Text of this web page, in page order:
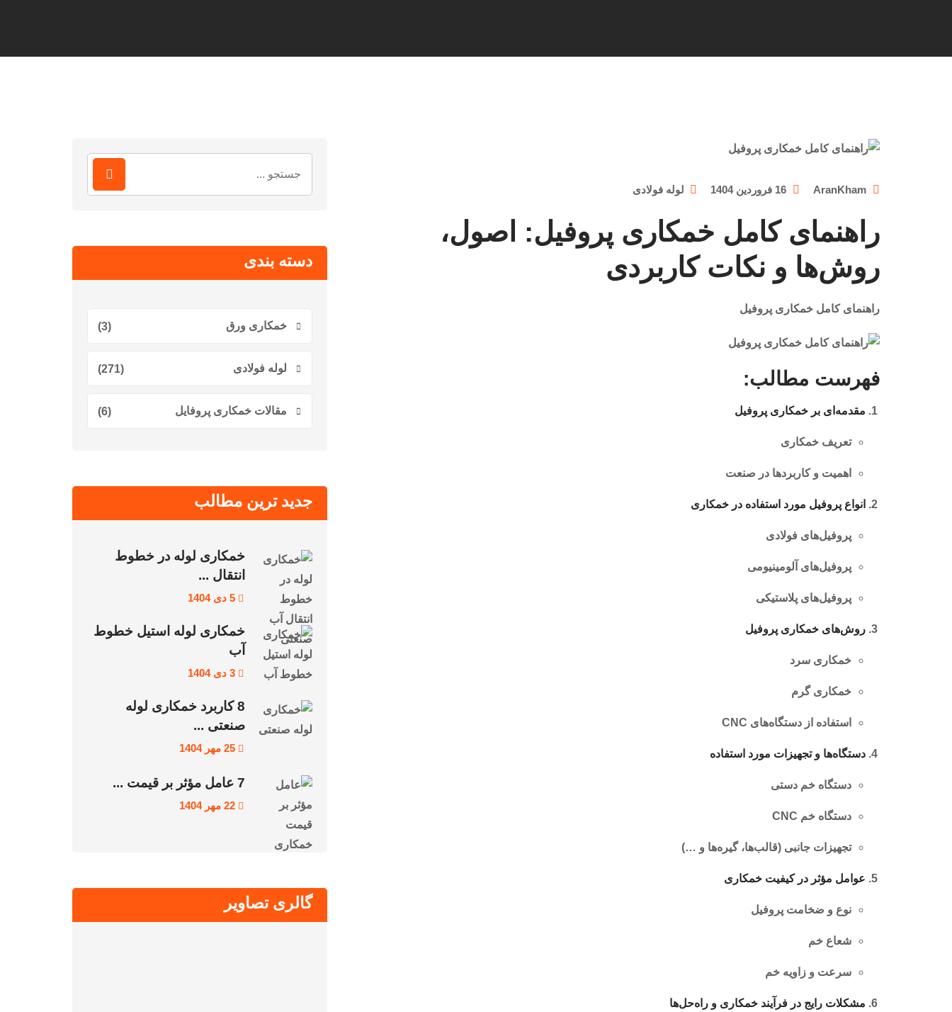
AranKham 16 فروردین 1404 لوله فولادی
راهنمای کامل خمکاری پروفیل: اصول،
روش‌ها و نکات کاربردی
راهنمای کامل خمکاری پروفیل
فهرست مطالب:
مقدمه‌ای بر خمکاری پروفیل
تعریف خمکاری
اهمیت و کاربردها در صنعت
انواع پروفیل مورد استفاده در خمکاری
پروفیل‌های فولادی
پروفیل‌های آلومینیومی
پروفیل‌های پلاستیکی
روش‌های خمکاری پروفیل
خمکاری سرد
خمکاری گرم
استفاده از دستگاه‌های CNC
دستگاه‌ها و تجهیزات مورد استفاده
دستگاه خم دستی
دستگاه خم CNC
تجهیزات جانبی (قالب‌ها، گیره‌ها و …)
عوامل مؤثر در کیفیت خمکاری
نوع و ضخامت پروفیل
شعاع خم
سرعت و زاویه خم
مشکلات رایج در فرآیند خمکاری و راه‌حل‌ها
برای:
دسته بندی
خمکاری ورق (3)
لوله فولادی (271)
مقالات خمکاری پروفایل (6)
جدید ترین مطالب
خمکاری لوله در خطوط
انتقال ...
5 دی 1404
خمکاری لوله استیل خطوط
آب
3 دی 1404
8 کاربرد خمکاری لوله
صنعتی ...
25 مهر 1404
7 عامل مؤثر بر قیمت ...
22 مهر 1404
گالری تصاویر